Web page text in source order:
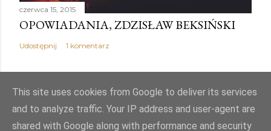
czerwca 15, 2015
OPOWIADANIA, ZDZISŁAW BEKSIŃSKI
Udostępnij 1 komentarz
Obsługiwane przez usługę Blogger
This site uses cookies from Google to deliver its services
and to analyze traffic. Your IP address and user-agent are
shared with Google along with performance and security